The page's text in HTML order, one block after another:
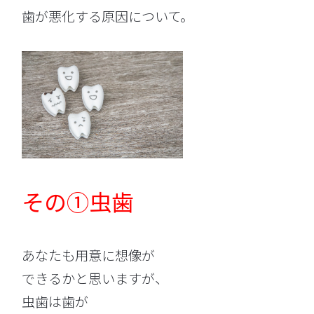
歯が悪化する原因について。
その①虫歯
あなたも用意に想像が
できるかと思いますが、
虫歯は歯が